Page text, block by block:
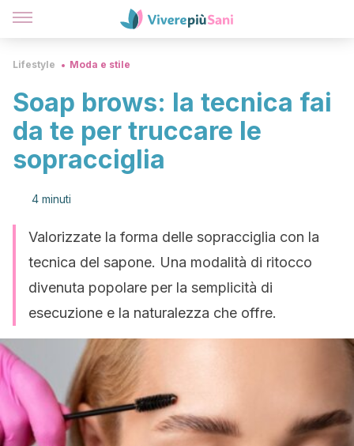
Lifestyle Moda e stile
Soap brows: la tecnica fai
da te per truccare le
sopracciglia
4 minuti
Valorizzate la forma delle sopracciglia con la
tecnica del sapone. Una modalità di ritocco
divenuta popolare per la semplicità di
esecuzione e la naturalezza che offre.